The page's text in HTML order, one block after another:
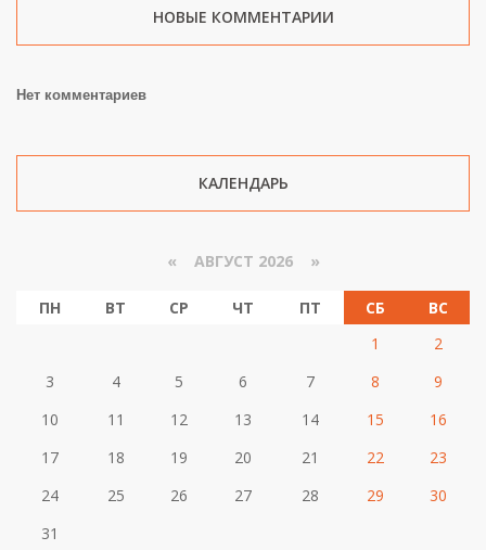
НОВЫЕ КОММЕНТАРИИ
Нет комментариев
КАЛЕНДАРЬ
« АВГУСТ 2026 »
ПН ВТ СР ЧТ ПТ СБ
ВС
1
2
3
4 5 6 7 8
9
10
11 12 13 14 15
16
17
18 19 20 21 22
23
24
25 26 27 28 29
30
31